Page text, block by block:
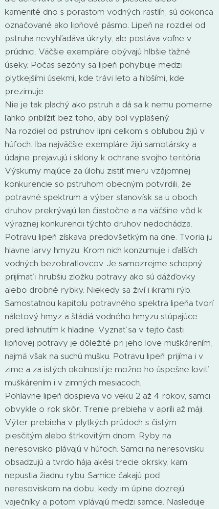
kamenité dno s porastom vodných rastlín, sú dokonca
označované ako lipňové pásmo. Lipeň na rozdiel od
pstruha nevyhľadáva úkryty, ale postáva voľne v
prúdnici. Väčšie exempláre obývajú hlbšie ťažné
úseky. Počas sezóny sa lipeň pohybuje medzi
plytkejšími úsekmi, kde trávi leto a hlbšími, kde
prezimuje.
Nie je tak plachý ako pstruh a dá sa k nemu pomerne
ľahko priblížiť bez toho, aby bol vyplašený.
Na rozdiel od pstruhov lipni celkom s obľubou žijú v
húfoch. Iba najväčšie exempláre žijú samotársky a
údajne prejavujú i sklony k ochrane svojho teritória.
Výskumy majúce za úlohu zistiť mieru vzájomnej
konkurencie so pstruhom obecným potvrdili, že
potravné spektrum a výber stanovísk sa u oboch
druhov prekrývajú len čiastočne a na väčšine vôd k
výraznej konkurencii týchto druhov nedochádza.
Potravu lipeň získava predovšetkým na dne. Tvoria ju
hlavne larvy hmyzu. Krom nich konzumuje i ďalších
vodných bezobratlovcov. Je samozrejme schopný
prijímať i hrubšiu zložku potravy ako sú dážďovky
alebo drobné rybky. Niekedy sa živí i ikrami rýb.
Samostatnou kapitolu potravného spektra lipeňa tvorí
náletový hmyz a štádiá vodného hmyzu stúpajúce
pred liahnutím k hladine. Vyznať sa v tejto časti
lipňovej potravy je dôležité pri jeho love muškárením,
najmä však na suchú mušku. Potravu lipeň prijíma i v
zime a za istých okolností je možno ho úspešne loviť
muškárením i v zimných mesiacoch.
Pohlavne lipeň dospieva vo veku 2 až 4 rokov, samci
obvykle o rok skôr. Trenie prebieha v apríli až máji.
Výter prebieha v plytkých prúdoch s čistým
piesčitým alebo štrkovitým dnom. Ryby na
neresovisko plávajú v húfoch. Samci na neresovisku
obsadzujú a tvrdo hája akési trecie okrsky, kam
nepustia žiadnu rybu. Samice čakajú pod
neresoviskom na dobu, kedy im úplne dozrejú
vaječníky a potom vplávajú medzi samce. Nasleduje